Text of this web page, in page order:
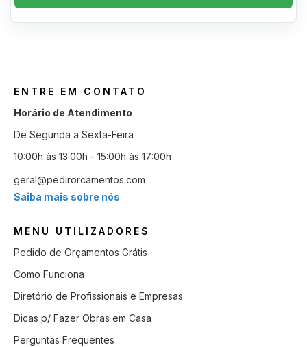
ENTRE EM CONTATO
Horário de Atendimento
De Segunda a Sexta-Feira
10:00h às 13:00h - 15:00h às 17:00h
geral@pedirorcamentos.com
Saiba mais sobre nós
MENU UTILIZADORES
Pedido de Orçamentos Grátis
Como Funciona
Diretório de Profissionais e Empresas
Dicas p/ Fazer Obras em Casa
Perguntas Frequentes